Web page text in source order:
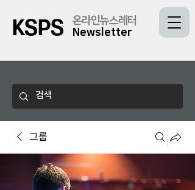
KSPS
온라인뉴스레터
Newsletter
그룹